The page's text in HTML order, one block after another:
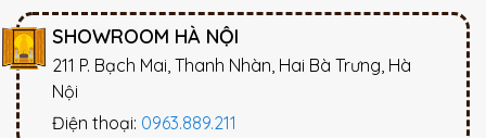
SHOWROOM HÀ NỘI
211 P. Bạch Mai, Thanh Nhàn, Hai Bà Trưng, Hà
Nội
Điện thoại: 0963.889.211